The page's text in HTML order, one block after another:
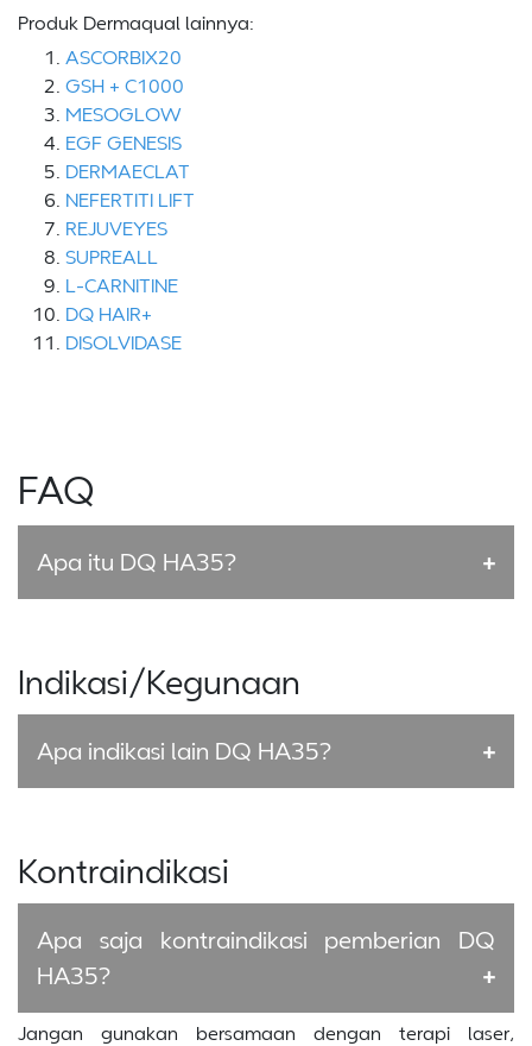
Produk Dermaqual lainnya:
ASCORBIX20
GSH + C1000
MESOGLOW
EGF GENESIS
DERMAECLAT
NEFERTITI LIFT
REJUVEYES
SUPREALL
L-CARNITINE
DQ HAIR+
DISOLVIDASE
FAQ
Apa itu DQ HA35?
Indikasi/Kegunaan
Apa indikasi lain DQ HA35?
Kontraindikasi
Apa saja kontraindikasi pemberian DQ
HA35?
Jangan gunakan bersamaan dengan terapi laser,